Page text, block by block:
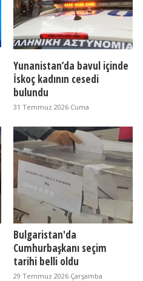
Yunanistan’da bavul içinde
İskoç kadının cesedi
bulundu
31 Temmuz 2026 Cuma
Bulgaristan'da
Cumhurbaşkanı seçim
tarihi belli oldu
29 Temmuz 2026 Çarşamba